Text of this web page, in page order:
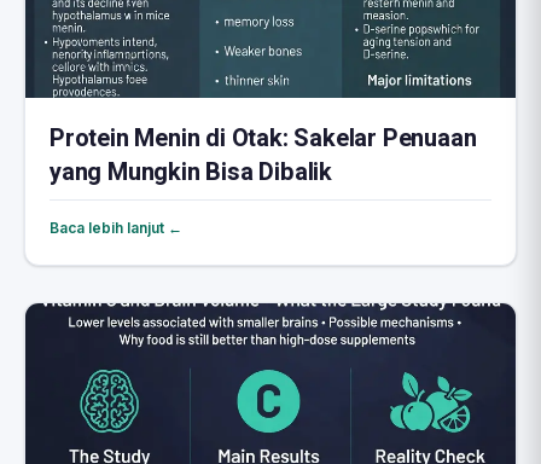
Protein Menin di Otak: Sakelar Penuaan
yang Mungkin Bisa Dibalik
Baca lebih lanjut ←